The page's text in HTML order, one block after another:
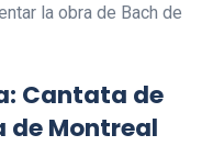
la obra de Bach de
Cantata de
de Montreal